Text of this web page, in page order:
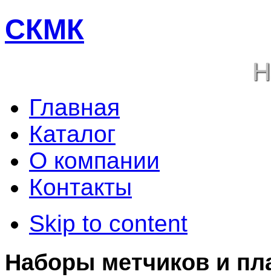
СКМК
Главная
Каталог
О компании
Контакты
Skip to content
Наборы метчиков и